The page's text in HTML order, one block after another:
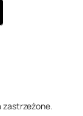
zastrzeżone.